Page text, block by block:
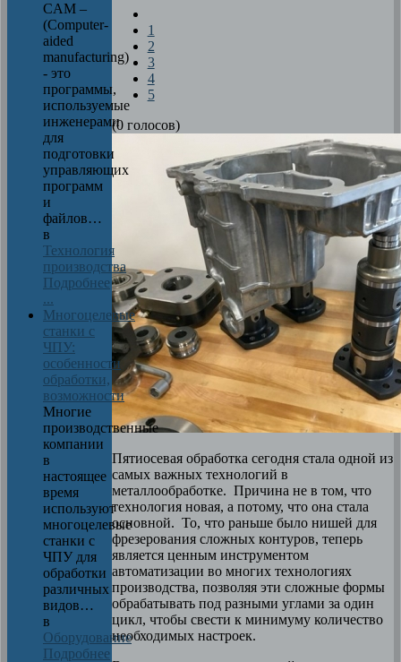
1
2
3
4
5
(0 голосов)
Пятиосевая обработка сегодня стала одной из
самых важных технологий в
металлообработке. Причина не в том, что
технология новая, а потому, что она стала
основной. То, что раньше было нишей для
фрезерования сложных контуров, теперь
является ценным инструментом
автоматизации во многих технологиях
производства, позволяя эти сложные формы
обрабатывать под разными углами за один
цикл, чтобы свести к минимуму количество
необходимых настроек.
CAM –
(Computer-
aided
manufacturing)
- это
программы,
используемые
инженерами
для
подготовки
управляющих
программ
и
файлов…
в
Технология
производства
Подробнее
...
Многоцелевые
станки с
ЧПУ:
особенности
обработки,
возможности
Многие
производственные
компании
в
настоящее
время
используют
многоцелевые
станки с
ЧПУ для
обработки
различных
видов…
в
Оборудование
Подробнее